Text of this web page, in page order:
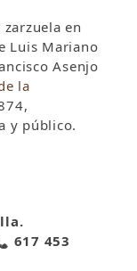
en
Luis Mariano
Asenjo
la
y público.
617 453